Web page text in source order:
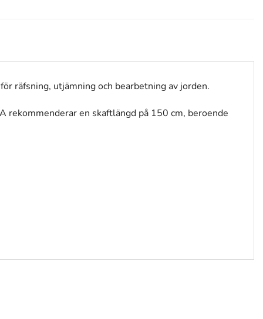
räfsning, utjämning och bearbetning av jorden.
rekommenderar en skaftlängd på 150 cm, beroende